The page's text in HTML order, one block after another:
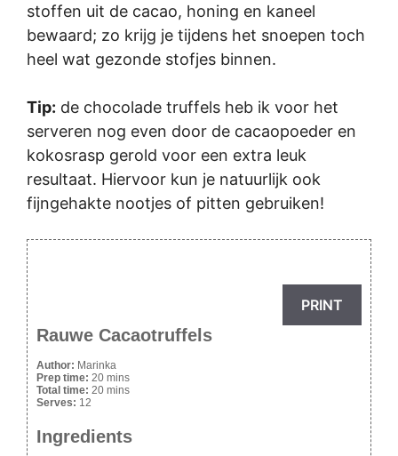
stoffen uit de cacao, honing en kaneel
bewaard; zo krijg je tijdens het snoepen toch
heel wat gezonde stofjes binnen.
Tip: de chocolade truffels heb ik voor het
serveren nog even door de cacaopoeder en
kokosrasp gerold voor een extra leuk
resultaat. Hiervoor kun je natuurlijk ook
fijngehakte nootjes of pitten gebruiken!
PRINT
Rauwe Cacaotruffels
Author: Marinka
Prep time: 20 mins
Total time: 20 mins
Serves: 12
Ingredients